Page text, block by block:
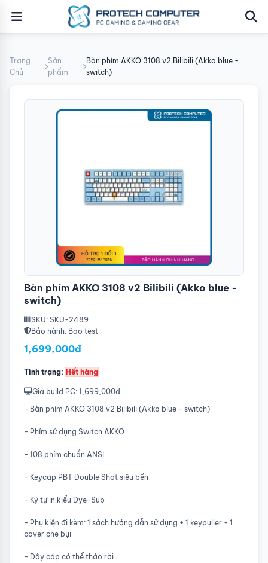
Trang
Chủ
Sản
phẩm
Bàn phím AKKO 3108 v2 Bilibili (Akko blue -
switch)
Bàn phím AKKO 3108 v2 Bilibili (Akko blue -
switch)
SKU: SKU-2489
Bảo hành: Bao test
1,699,000đ
Tình trạng: Hết hàng
Giá build PC: 1,699,000đ
- Bàn phím AKKO 3108 v2 Bilibili (Akko blue - switch)
- Phím sử dụng Switch AKKO
- 108 phím chuẩn ANSI
- Keycap PBT Double Shot siêu bền
- Ký tự in kiểu Dye-Sub
- Phụ kiện đi kèm: 1 sách hướng dẫn sử dụng + 1 keypuller + 1
cover che bụi
- Dây cáp có thể tháo rời